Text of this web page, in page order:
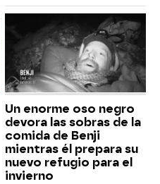
Un enorme oso negro
devora las sobras de la
comida de Benji
mientras él prepara su
nuevo refugio para el
invierno